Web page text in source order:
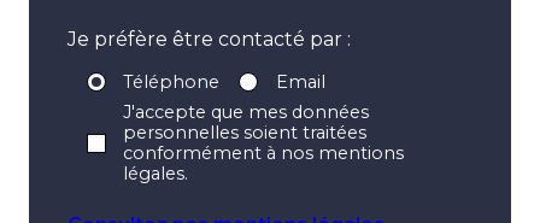
Je préfère être contacté par :
Téléphone
Email
J'accepte que mes données
personnelles soient traitées
conformément à nos mentions
légales.